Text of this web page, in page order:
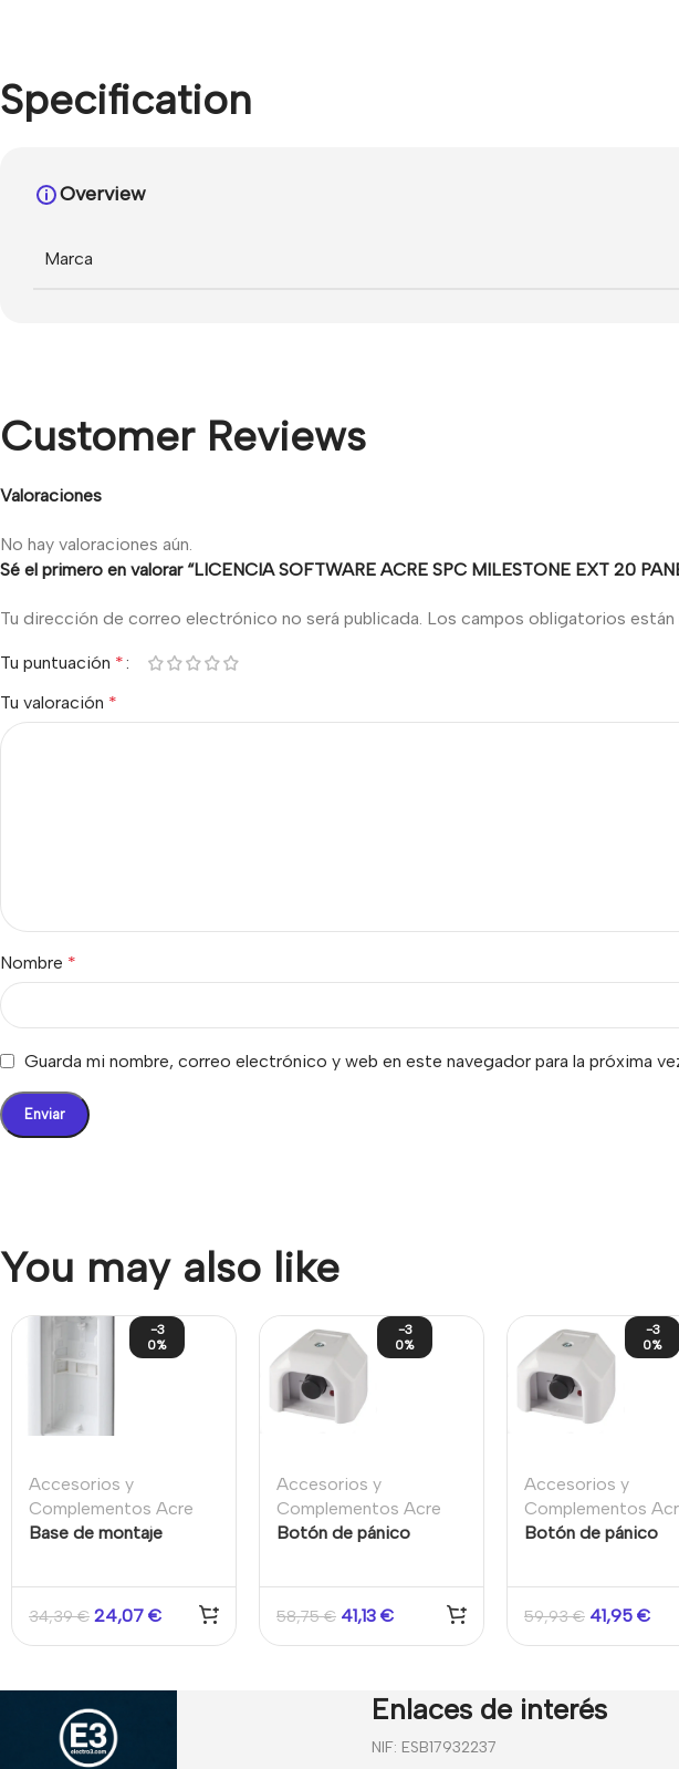
Specification
Overview
Marca
Customer Reviews
Valoraciones
No hay valoraciones aún.
Sé el primero en valorar “LICENCIA SOFTWARE ACRE SPC MILESTONE EXT 20
Tu dirección de correo electrónico no será publicada. Los campos obligatorios están
Tu puntuación *
Tu valoración *
Nombre *
Guarda mi nombre, correo electrónico y web en este navegador para la próxima
You may also like
-3
0%
Accesorios y
Complementos Acre
Base de montaje
detectores PDM-I12 /
PDM-IXA12
34,39€ 24,07 €
-3
0%
Accesorios y
Complementos Acre
Botón de pánico
de atraco e intrusión.
58,75€ 41,13 €
-3
0%
Accesorios y
Complementos
Botón de pánico
de intrusión
59,93€ 41,95 €
Enlaces de interés
NIF: ESB17932237